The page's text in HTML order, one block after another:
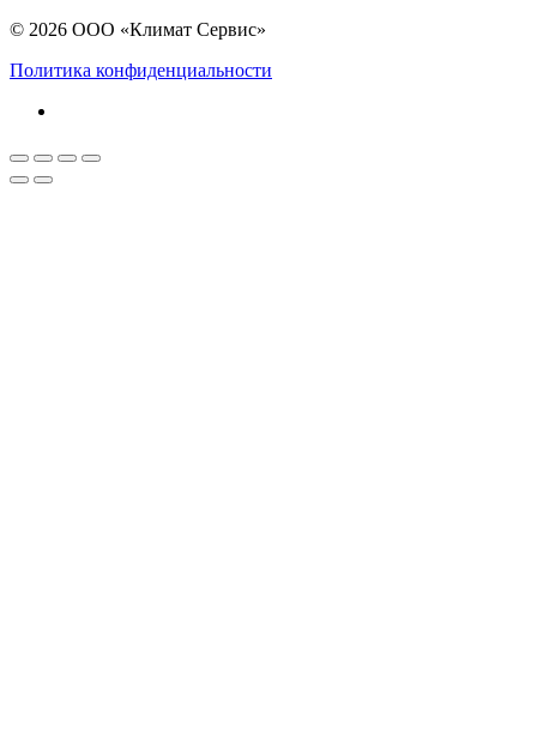
© 2026 ООО «Климат Сервис»
Политика конфиденциальности